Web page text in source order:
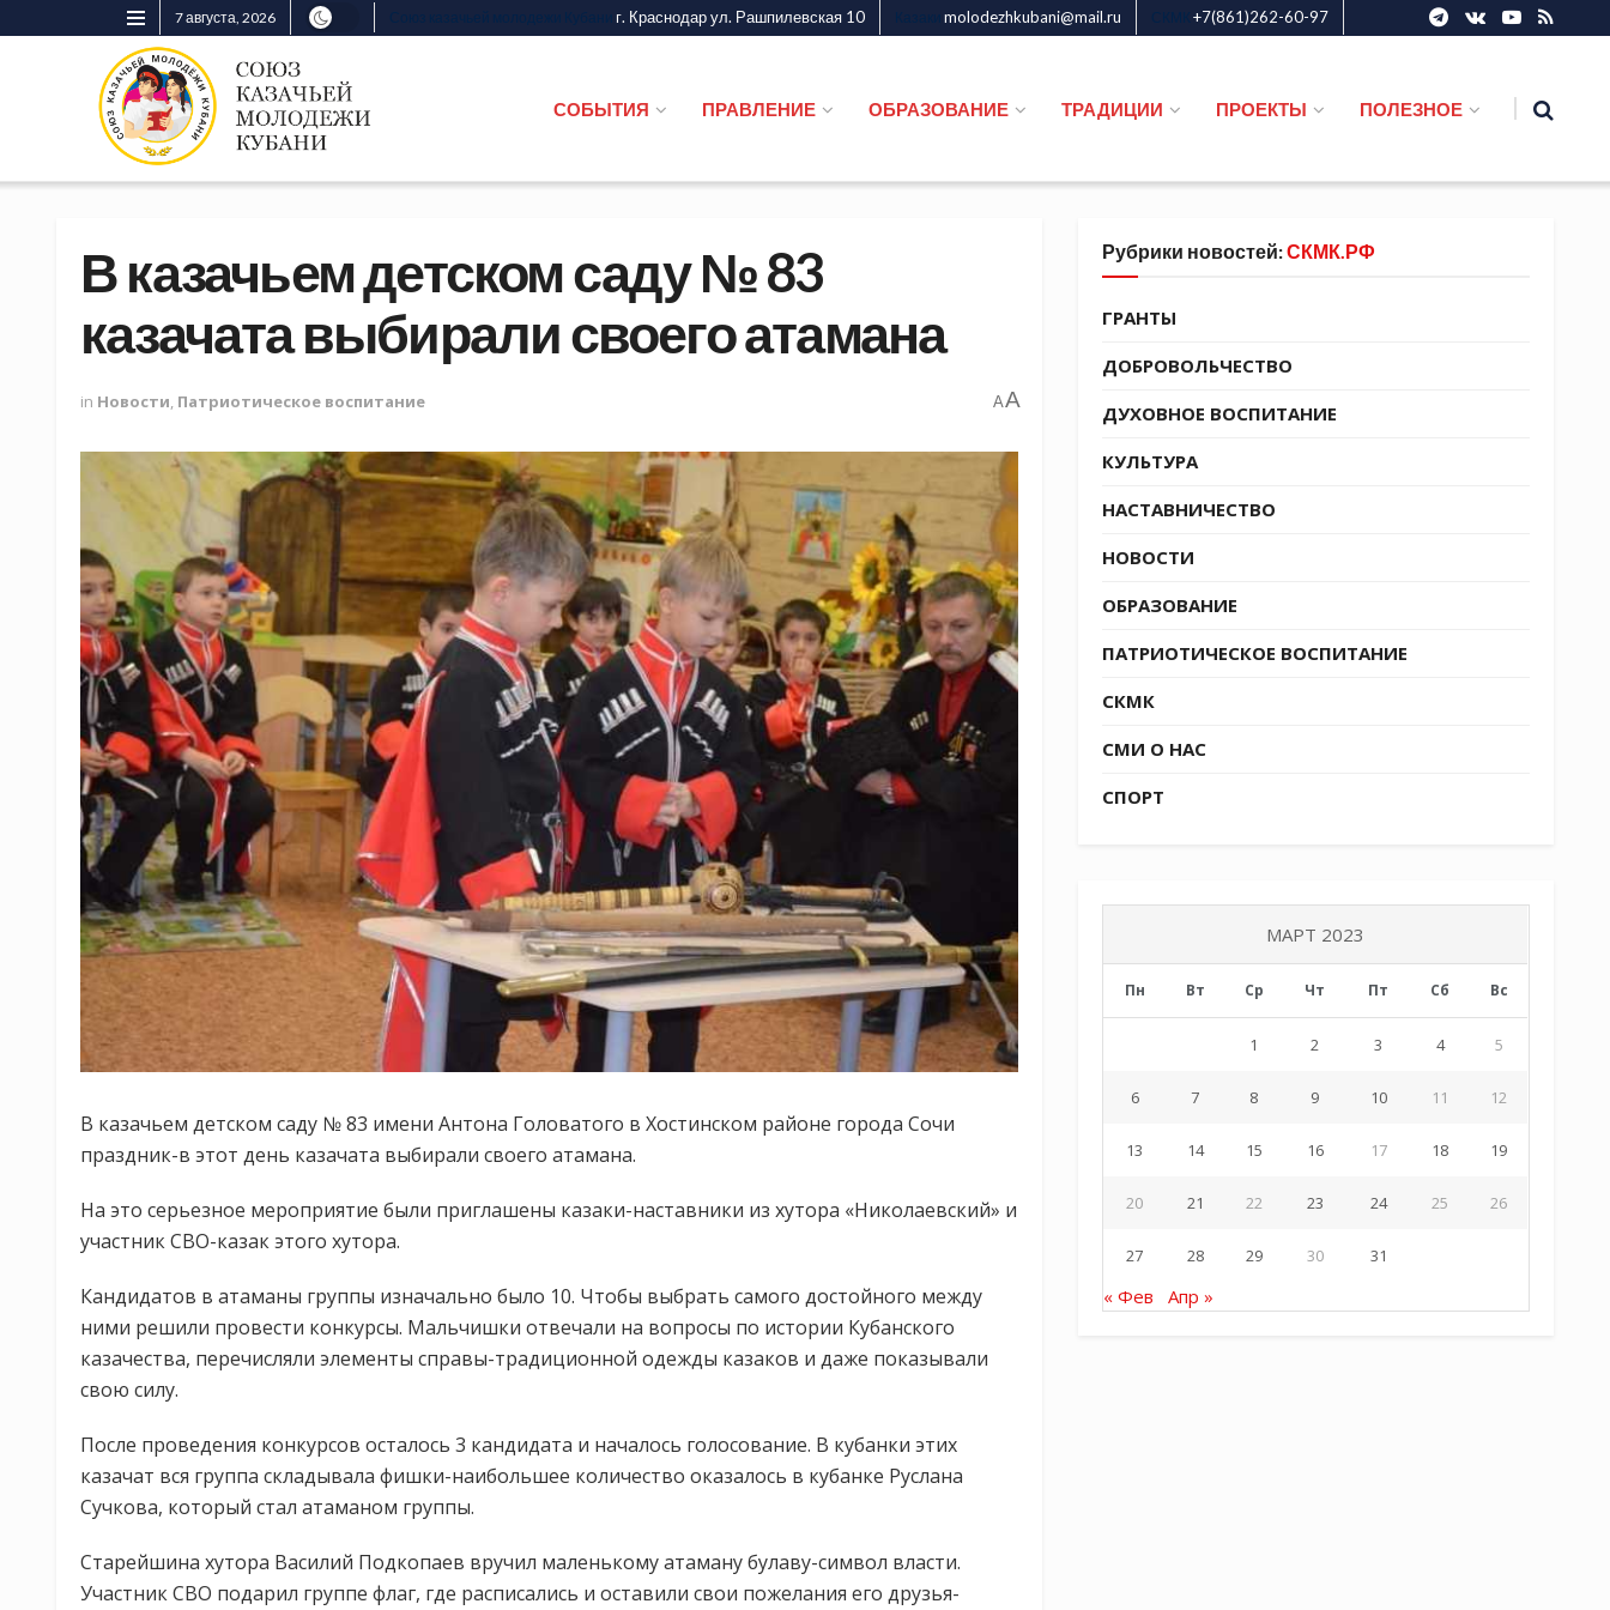
7 августа, 2026 г. Краснодар ул. Рашпилевская 10 molodezhkubani@mail.ru +7(861)262-60-97
СОБЫТИЯ ПРАВЛЕНИЕ ОБРАЗОВАНИЕ ТРАДИЦИИ ПРОЕКТЫ ПОЛЕЗНОЕ
В казачьем детском саду № 83
казачата выбирали своего атамана
in Новости Патриотическое воспитание AA
В казачьем детском саду № 83 имени Антона Головатого в Хостинском районе города Сочи
праздник-в этот день казачата выбирали своего атамана.
На это серьезное мероприятие были приглашены казаки-наставники из хутора «Николаевский» и
участник СВО-казак этого хутора.
Кандидатов в атаманы группы изначально было 10. Чтобы выбрать самого достойного между
ними решили провести конкурсы. Мальчишки отвечали на вопросы по истории Кубанского
казачества, перечисляли элементы справы-традиционной одежды казаков и даже показывали
свою силу.
После проведения конкурсов осталось 3 кандидата и началось голосование. В кубанки этих
казачат вся группа складывала фишки-наибольшее количество оказалось в кубанке Руслана
Сучкова, который стал атаманом группы.
Старейшина хутора Василий Подкопаев вручил маленькому атаману булаву-символ власти.
Участник СВО подарил группе флаг, где расписались и оставили свои пожелания его друзья-
Рубрики новостей:СКМК.РФ
ГРАНТЫ
ДОБРОВОЛЬЧЕСТВО
ДУХОВНОЕ ВОСПИТАНИЕ
КУЛЬТУРА
НАСТАВНИЧЕСТВО
НОВОСТИ
ОБРАЗОВАНИЕ
ПАТРИОТИЧЕСКОЕ ВОСПИТАНИЕ
СКМК
СМИ О НАС
СПОРТ
МАРТ 2023
Пн Вт Ср Чт Пт Сб Вс
1 2 3 4 5
6 7 8 9 10 11 12
13 14 15 16 17 18 19
20 21 22 23 24 25 26
27 28 29 30 31
« Фев Апр »